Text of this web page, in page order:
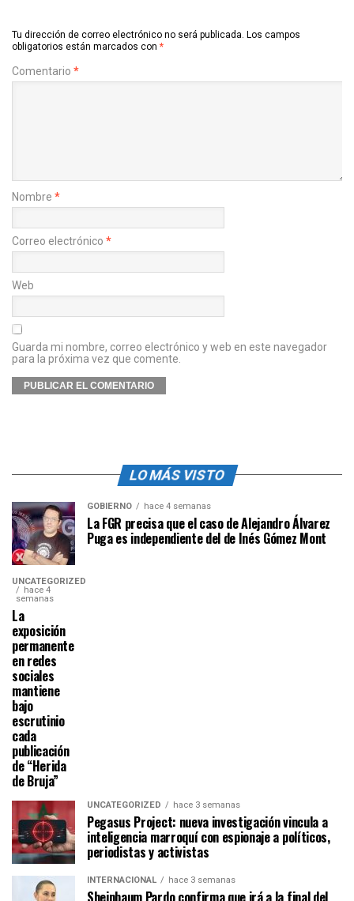
Tu dirección de correo electrónico no será publicada. Los campos
obligatorios están marcados con *
Comentario *
Nombre *
Correo electrónico *
Web
Guarda mi nombre, correo electrónico y web en este navegador
para la próxima vez que comente.
LO MÁS VISTO
GOBIERNO hace 4 semanas
La FGR precisa que el caso de Alejandro Álvarez
Puga es independiente del de Inés Gómez Mont
UNCATEGORIZED
hace 4
semanas
La
exposición
permanente
en redes
sociales
mantiene
bajo
escrutinio
cada
publicación
de “Herida
de Bruja”
UNCATEGORIZED hace 3 semanas
Pegasus Project: nueva investigación vincula a
inteligencia marroquí con espionaje a políticos,
periodistas y activistas
INTERNACIONAL hace 3 semanas
Sheinbaum Pardo confirma que irá a la final del